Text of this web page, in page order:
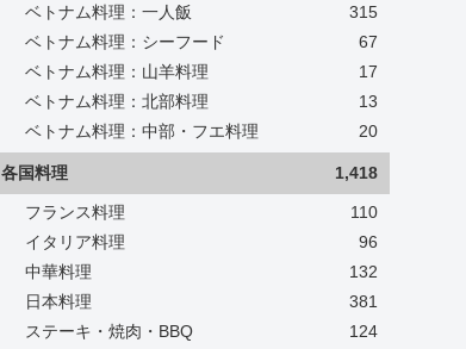
ベトナム料理：一人飯
315
ベトナム料理：シーフード
67
ベトナム料理：山羊料理
17
ベトナム料理：北部料理
13
ベトナム料理：中部・フエ料理
20
各国料理 1,418
フランス料理
110
イタリア料理
96
中華料理
132
日本料理
381
ステーキ・焼肉・BBQ
124